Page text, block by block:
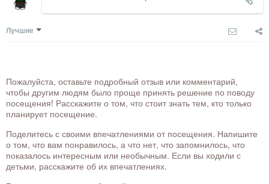
Лучшие
Пожалуйста, оставьте подробный отзыв или комментарий,
чтобы другим людям было проще принять решение по поводу
посещения! Расскажите о том, что стоит знать тем, кто только
планирует посещение.
Поделитесь с своими впечатлениями от посещения. Напишите
о том, что вам понравилось, а что нет, что запомнилось, что
показалось интересным или необычным. Если вы ходили с
детьми, расскажите об их впечатлениях.